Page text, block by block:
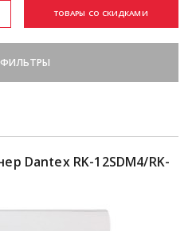
ТОВАРЫ СО СКИДКАМИ
Dantex RK-12SDM4/RK-